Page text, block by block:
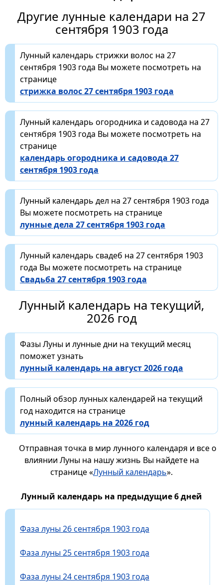
Другие лунные календари на 27
сентября 1903 года
Лунный календарь стрижки волос на 27
сентября 1903 года Вы можете посмотреть на
странице
стрижка волос 27 сентября 1903 года
Лунный календарь огородника и садовода на 27
сентября 1903 года Вы можете посмотреть на
странице
календарь огородника и садовода 27
сентября 1903 года
Лунный календарь дел на 27 сентября 1903 года
Вы можете посмотреть на странице
лунные дела 27 сентября 1903 года
Лунный календарь свадеб на 27 сентября 1903
года Вы можете посмотреть на странице
Свадьба 27 сентября 1903 года
Лунный календарь на текущий,
2026 год
Фазы Луны и лунные дни на текущий месяц
поможет узнать
лунный календарь на август 2026 года
Полный обзор лунных календарей на текущий
год находится на странице
лунный календарь на 2026 год
Отправная точка в мир лунного календаря и все о
влиянии Луны на нашу жизнь Вы найдете на
странице «Лунный календарь».
Лунный календарь на предыдущие 6 дней
Фаза луны 26 сентября 1903 года
Фаза луны 25 сентября 1903 года
Фаза луны 24 сентября 1903 года